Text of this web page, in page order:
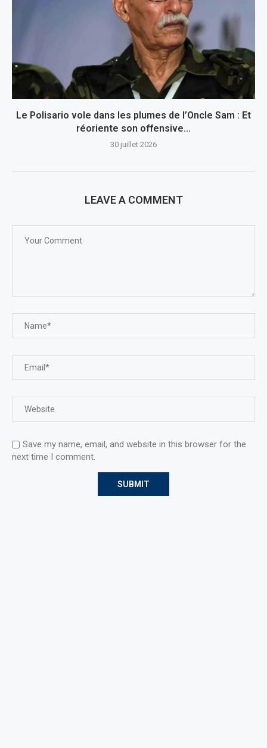
Le Polisario vole dans les plumes de l’Oncle Sam : Et
réoriente son offensive...
30 juillet 2026
LEAVE A COMMENT
Save my name, email, and website in this browser for the
next time I comment.